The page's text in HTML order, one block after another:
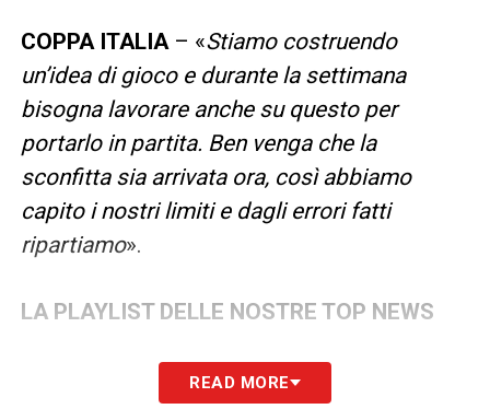
COPPA ITALIA– «Stiamo costruendo
un’idea di gioco e durante la settimana
bisogna lavorare anche su questo per
portarlo in partita. Ben venga che la
sconfitta sia arrivata ora, così abbiamo
capito i nostri limiti e dagli errori fatti
ripartiamo».
LA PLAYLIST DELLE NOSTRE TOP NEWS
READ MORE